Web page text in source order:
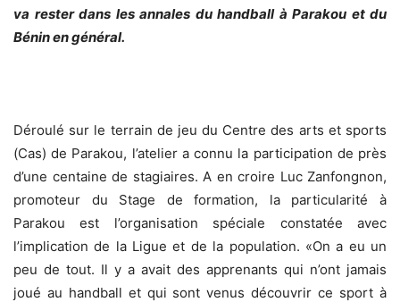
va rester dans les annales du handball à Parakou et du
Bénin en général.
Déroulé sur le terrain de jeu du Centre des arts et sports
(Cas) de Parakou, l’atelier a connu la participation de près
d’une centaine de stagiaires. A en croire Luc Zanfongnon,
promoteur du Stage de formation, la particularité à
Parakou est l’organisation spéciale constatée avec
l’implication de la Ligue et de la population. «On a eu un
peu de tout. Il y a avait des apprenants qui n’ont jamais
joué au handball et qui sont venus découvrir ce sport à